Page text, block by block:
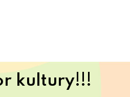
kultury!!!